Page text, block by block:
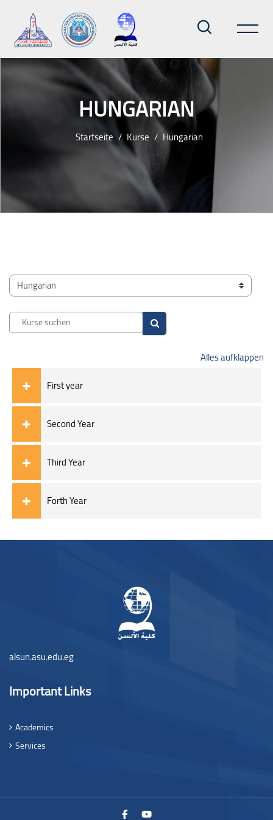
HUNGARIAN
Startseite Kurse Hungarian
Blöcke
Kursbereiche
Kurse suchen
Kurse suchen
Alles aufklappen
First year
Second Year
Third Year
Forth Year
Blöcke
alsun.asu.edu.eg
Important Links
Academics
Services